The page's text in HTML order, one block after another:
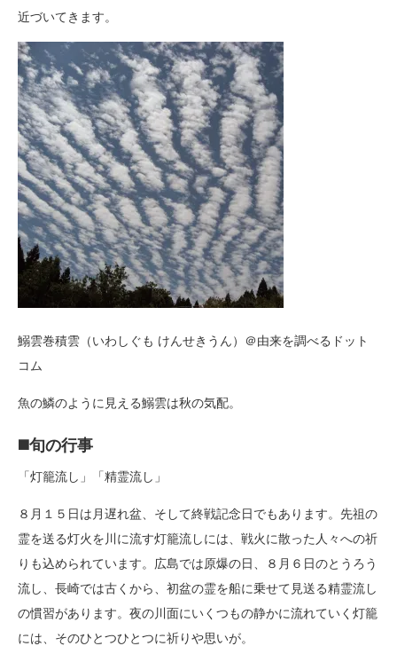
近づいてきます。
鰯雲巻積雲（いわしぐも けんせきうん）＠由来を調べるドット
コム
魚の鱗のように見える鰯雲は秋の気配。
◼️旬の行事
「灯籠流し」「精霊流し」
８月１５日は月遅れ盆、そして終戦記念日でもあります。先祖の
霊を送る灯火を川に流す灯籠流しには、戦火に散った人々への祈
りも込められています。広島では原爆の日、８月６日のとうろう
流し、長崎では古くから、初盆の霊を船に乗せて見送る精霊流し
の慣習があります。夜の川面にいくつもの静かに流れていく灯籠
には、そのひとつひとつに祈りや思いが。